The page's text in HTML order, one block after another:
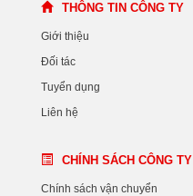
THÔNG TIN CÔNG TY
Giới thiệu
Đối tác
Tuyển dụng
Liên hệ
CHÍNH SÁCH CÔNG TY
Chính sách vận chuyển